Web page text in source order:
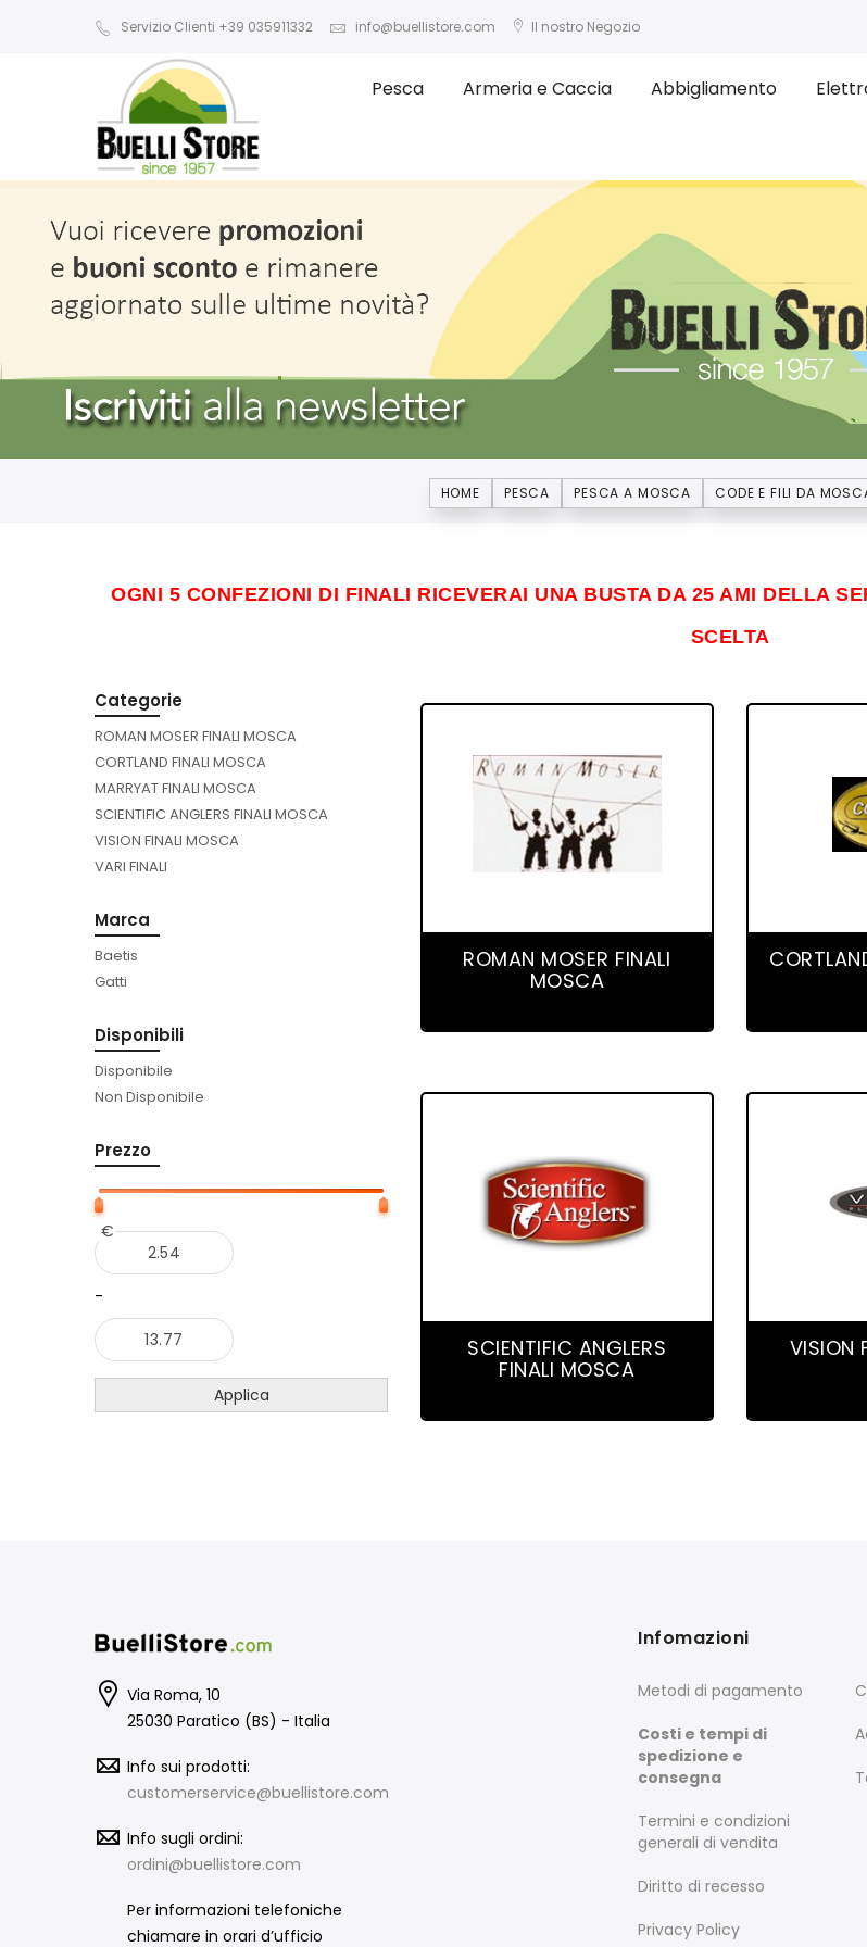
Servizio Clienti +39 035911332 info@buellistore.com Il nostro Negozio
Pesca Armeria e Caccia Abbigliamento
HOME PESCA PESCA A MOSCA CODE E FILI DA
OGNI 5 CONFEZIONI DI FINALI RICEVERAI UNA BUSTA DA 25 AMI DELLA
SCELTA
10 product(s)
ROMAN MOSER FINALI
MOSCA
1
4 product(s)
SCIENTIFIC ANGLERS
FINALI MOSCA
5
VISION
Categorie
ROMAN MOSER FINALI MOSCA
CORTLAND FINALI MOSCA
MARRYAT FINALI MOSCA
SCIENTIFIC ANGLERS FINALI MOSCA
VISION FINALI MOSCA
VARI FINALI
Marca
Baetis
Gatti
Disponibili
Disponibile
Non Disponibile
Prezzo
€
-
Applica
Via Roma, 10
25030 Paratico (BS) - Italia
Info sui prodotti:
customerservice@buellistore.com
Info sugli ordini:
ordini@buellistore.com
Per informazioni telefoniche
chiamare in orari d’ufficio
Infomazioni
Metodi di pagamento
Costi e tempi di
spedizione e
consegna
Termini e condizioni
generali di vendita
Diritto di recesso
Privacy Policy